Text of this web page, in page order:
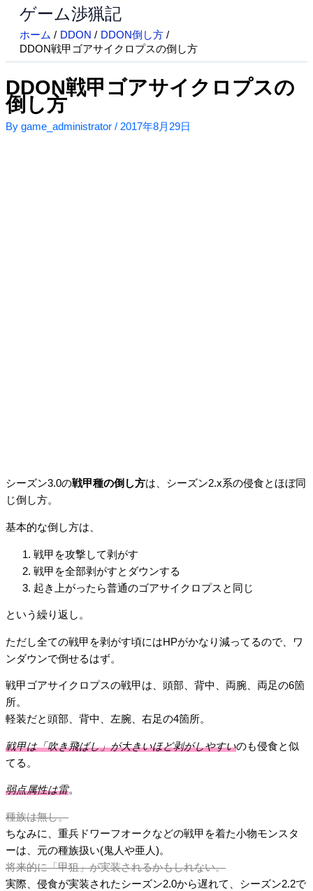
ス
キ
ッ
プ
ゲーム渉猟記
ホーム DDON
DDON倒し方
DDON戦甲ゴアサイクロプスの倒し方
DDON戦甲ゴアサイクロプスの
倒し方
By game_administrator / 2017年8月29日
シーズン3.0の戦甲種の倒し方は、シーズン2.x系の侵食とほぼ同
じ倒し方。
基本的な倒し方は、
戦甲を攻撃して剥がす
戦甲を全部剥がすとダウンする
起き上がったら普通のゴアサイクロプスと同じ
という繰り返し。
ただし全ての戦甲を剥がす頃にはHPがかなり減ってるので、ワ
ンダウンで倒せるはず。
戦甲ゴアサイクロプスの戦甲は、頭部、背中、両腕、両足の6箇
所。
軽装だと頭部、背中、左腕、右足の4箇所。
戦甲は「吹き飛ばし」が大きいほど剥がしやすいのも侵食と似
てる。
弱点属性は雷。
種族は無し。
ちなみに、重兵ドワーフオークなどの戦甲を着た小物モンスタ
ーは、元の種族扱い(鬼人や亜人)。
将来的に「甲狙」が実装されるかもしれない。
実際、侵食が実装されたシーズン2.0から遅れて、シーズン2.2で